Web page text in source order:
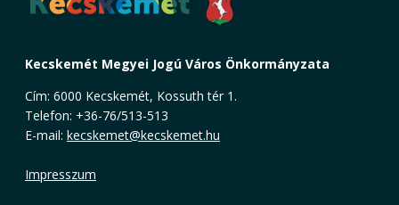
Kecskemét Megyei Jogú Város Önkormányzata
Cím: 6000 Kecskemét, Kossuth tér 1.
Telefon: +36-76/513-513
E-mail: kecskemet@kecskemet.hu
Impresszum